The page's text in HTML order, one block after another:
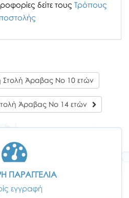
δείτε τους Τρόπους
Στολή Άραβας Νο 10 ετών
Άραβας Νο 14 ετών
ΠΑΡΑΓΓΕΛΙΑ
εγγραφή